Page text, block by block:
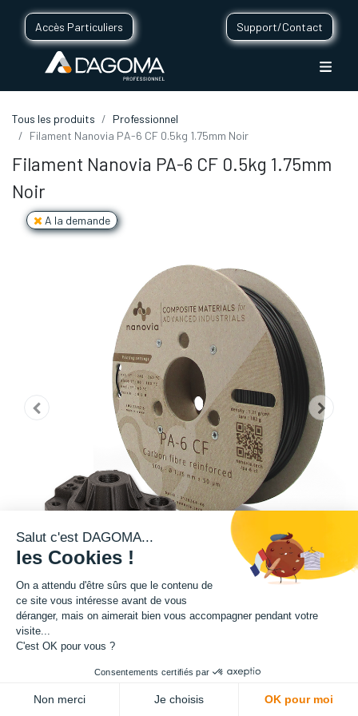
Accès Particuliers Support/Contact
Tous les produits
Professionnel
Filament Nanovia PA-6 CF 0.5kg 1.75mm Noir
Filament Nanovia PA-6 CF 0.5kg 1.75mm
Noir
A la demande
Diamètre : 1.75 mm
Grammage : 500 g
Salut c'est DAGOMA...
les Cookies !
On a attendu d'être sûrs que le contenu de
ce site vous intéresse avant de vous
déranger, mais on aimerait bien vous accompagner pendant votre
visite...
C'est OK pour vous ?
Consentements certifiés par
Non merci Je choisis OK pour moi